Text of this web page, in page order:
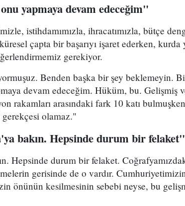
yapmaya devam edeceğim"
istihdamımızla, ihracatımızla, bütçe
çapta bir başarıyı işaret ederken, kurda
gerekiyor.
Benden başka bir şey beklemeyin.
devam edeceğim. Hüküm, bu. Gelişmiş
rakamları arasındaki fark 10 katı
olamaz."
bakın. Hepsinde durum bir felaket"
Hepsinde durum bir felaket.
gerisinde de o vardır.
önünün kesilmesinin sebebi neyse, bu